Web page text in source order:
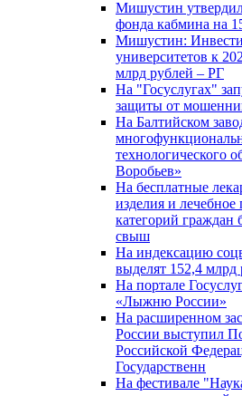
Мишустин
фонда кабмина на
Мишустин:
университетов к
млрд рублей – РГ
На "Госуслугах"
защиты от
На Балтийском
технологического
Воробьев»
На бесплатные
изделия и
категорий граждан
свыш
На индексацию
выделят 152,4 млрд
На портале
«Лыжню России»
На расширенном
России выступил
Российской
Государственн
На фестивале